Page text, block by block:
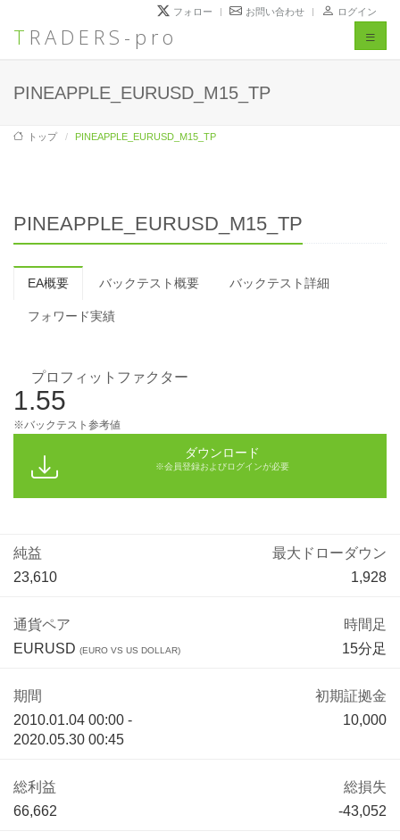
TRADERS-pro
フォロー お問い合わせ ログイン
Toggle
PINEAPPLE_EURUSD_M15_TP
トップ PINEAPPLE_EURUSD_M15_TP
PINEAPPLE_EURUSD_M15_TP
EA概要 バックテスト概要 バックテスト詳細
フォワード実績
プロフィットファクター
1.55
※バックテスト参考値
ダウンロード
※会員登録およびログインが必要
純益
23,610
最大ドローダウン
1,928
通貨ペア
EURUSD (EURO VS US DOLLAR)
時間足
15分足
期間
2010.01.04 00:00 -
2020.05.30 00:45
初期証拠金
10,000
総利益
66,662
総損失
-43,052